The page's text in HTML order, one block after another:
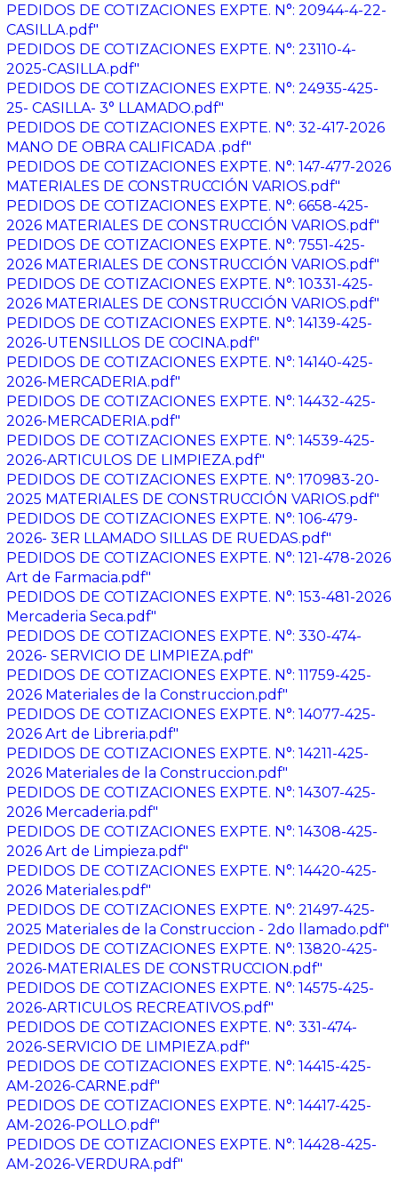
PEDIDOS DE COTIZACIONES EXPTE. N°: 20944-4-22-
CASILLA.pdf"
PEDIDOS DE COTIZACIONES EXPTE. N°: 23110-4-
2025-CASILLA.pdf"
PEDIDOS DE COTIZACIONES EXPTE. N°: 24935-425-
25- CASILLA- 3° LLAMADO.pdf"
PEDIDOS DE COTIZACIONES EXPTE. N°: 32-417-2026
MANO DE OBRA CALIFICADA .pdf"
PEDIDOS DE COTIZACIONES EXPTE. N°: 147-477-2026
MATERIALES DE CONSTRUCCIÓN VARIOS.pdf"
PEDIDOS DE COTIZACIONES EXPTE. N°: 6658-425-
2026 MATERIALES DE CONSTRUCCIÓN VARIOS.pdf"
PEDIDOS DE COTIZACIONES EXPTE. N°: 7551-425-
2026 MATERIALES DE CONSTRUCCIÓN VARIOS.pdf"
PEDIDOS DE COTIZACIONES EXPTE. N°: 10331-425-
2026 MATERIALES DE CONSTRUCCIÓN VARIOS.pdf"
PEDIDOS DE COTIZACIONES EXPTE. N°: 14139-425-
2026-UTENSILLOS DE COCINA.pdf"
PEDIDOS DE COTIZACIONES EXPTE. N°: 14140-425-
2026-MERCADERIA.pdf"
PEDIDOS DE COTIZACIONES EXPTE. N°: 14432-425-
2026-MERCADERIA.pdf"
PEDIDOS DE COTIZACIONES EXPTE. N°: 14539-425-
2026-ARTICULOS DE LIMPIEZA.pdf"
PEDIDOS DE COTIZACIONES EXPTE. N°: 170983-20-
2025 MATERIALES DE CONSTRUCCIÓN VARIOS.pdf"
PEDIDOS DE COTIZACIONES EXPTE. N°: 106-479-
2026- 3ER LLAMADO SILLAS DE RUEDAS.pdf"
PEDIDOS DE COTIZACIONES EXPTE. N°: 121-478-2026
Art de Farmacia.pdf"
PEDIDOS DE COTIZACIONES EXPTE. N°: 153-481-2026
Mercaderia Seca.pdf"
PEDIDOS DE COTIZACIONES EXPTE. N°: 330-474-
2026- SERVICIO DE LIMPIEZA.pdf"
PEDIDOS DE COTIZACIONES EXPTE. N°: 11759-425-
2026 Materiales de la Construccion.pdf"
PEDIDOS DE COTIZACIONES EXPTE. N°: 14077-425-
2026 Art de Libreria.pdf"
PEDIDOS DE COTIZACIONES EXPTE. N°: 14211-425-
2026 Materiales de la Construccion.pdf"
PEDIDOS DE COTIZACIONES EXPTE. N°: 14307-425-
2026 Mercaderia.pdf"
PEDIDOS DE COTIZACIONES EXPTE. N°: 14308-425-
2026 Art de Limpieza.pdf"
PEDIDOS DE COTIZACIONES EXPTE. N°: 14420-425-
2026 Materiales.pdf"
PEDIDOS DE COTIZACIONES EXPTE. N°: 21497-425-
2025 Materiales de la Construccion - 2do llamado.pdf"
PEDIDOS DE COTIZACIONES EXPTE. N°: 13820-425-
2026-MATERIALES DE CONSTRUCCION.pdf"
PEDIDOS DE COTIZACIONES EXPTE. N°: 14575-425-
2026-ARTICULOS RECREATIVOS.pdf"
PEDIDOS DE COTIZACIONES EXPTE. N°: 331-474-
2026-SERVICIO DE LIMPIEZA.pdf"
PEDIDOS DE COTIZACIONES EXPTE. N°: 14415-425-
AM-2026-CARNE.pdf"
PEDIDOS DE COTIZACIONES EXPTE. N°: 14417-425-
AM-2026-POLLO.pdf"
PEDIDOS DE COTIZACIONES EXPTE. N°: 14428-425-
AM-2026-VERDURA.pdf"